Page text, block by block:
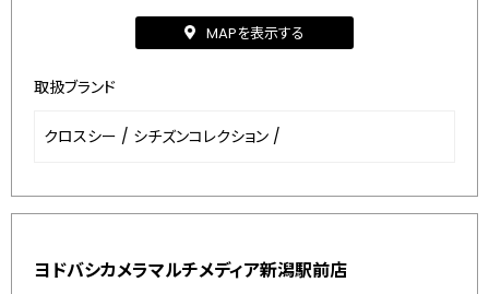
MAPを表示する
取扱ブランド
クロスシー / シチズンコレクション /
ヨドバシカメラマルチメディア新潟駅前店